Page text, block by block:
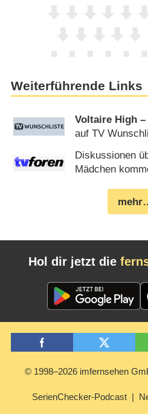
Weiterführende Links
Voltaire High
auf TV
Diskussionen
Mädchen
Hol dir jetzt die
© 1998–2026 imfernsehen
SerienChecker-Podcast